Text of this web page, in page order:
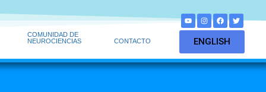
COMUNIDAD DE
NEUROCIENCIAS
CONTACTO ENGLISH